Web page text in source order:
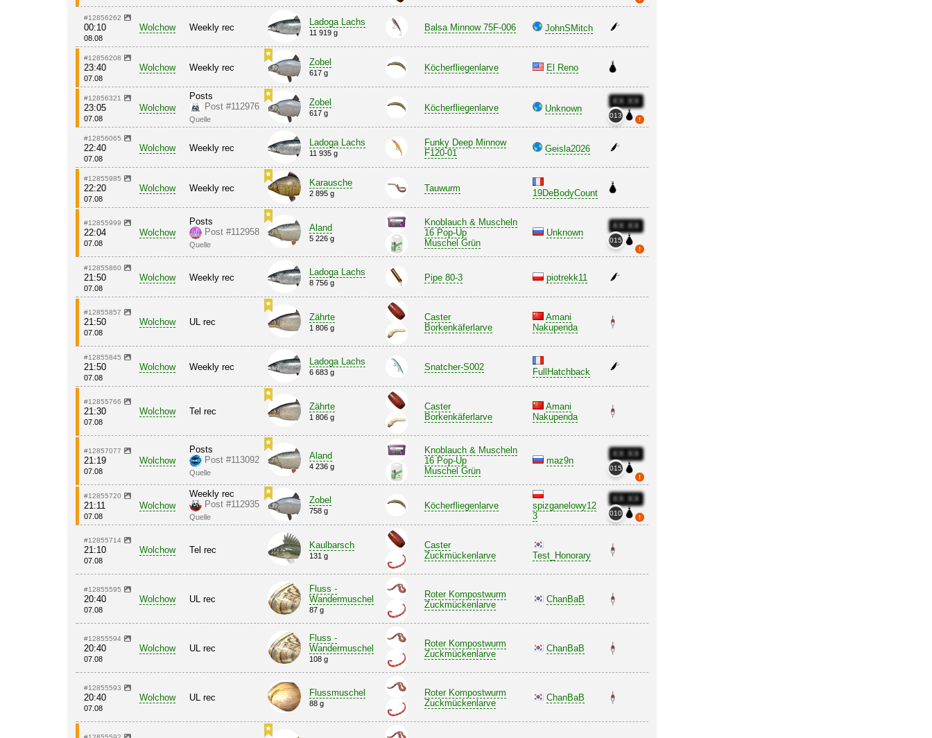
#12856262
00:10
08.08
Wolchow Weekly rec
Ladoga Lachs
11 919 g Balsa Minnow 75F-006 JohnSMitch
#12856208
23:40
07.08
Wolchow Weekly rec
Zobel
617 g Köcherfliegenlarve El Reno
#12856321
23:05
07.08
Wolchow
Posts
Post #112976
Quelle
Zobel
617 g Köcherfliegenlarve Unknown
XX:XX
013
#12856065
22:40
07.08
Wolchow Weekly rec
Ladoga Lachs
11 935 g
Funky Deep Minnow
F120-01
Geisla2026
#12855985
22:20
07.08
Wolchow Weekly rec
Karausche
2 895 g Tauwurm 19DeBodyCount
#12855999
22:04
07.08
Wolchow
Posts
Post #112958
Quelle
Aland
5 226 g
Knoblauch & Muscheln
16 Pop-Up
Muschel Grün
Unknown
XX:XX
015
#12855860
21:50
07.08
Wolchow Weekly rec
Ladoga Lachs
8 756 g Pipe 80-3 piotrekk11
#12855857
21:50
07.08
Wolchow UL rec Zährte
1 806 g
Caster
Borkenkäferlarve
Amani
Nakupenda
#12855845
21:50
07.08
Wolchow Weekly rec
Ladoga Lachs
6 683 g Snatcher-S002 FullHatchback
#12855766
21:30
07.08
Wolchow Tel rec Zährte
1 806 g
Caster
Borkenkäferlarve
Amani
Nakupenda
#12857077
21:19
07.08
Wolchow
Posts
Post #113092
Quelle
Aland
4 236 g
Knoblauch & Muscheln
16 Pop-Up
Muschel Grün
maz9n
XX:XX
015
#12855720
21:11
07.08
Wolchow
Weekly rec
Post #112935
Quelle
Zobel
758 g Köcherfliegenlarve
spizganelowy12
3
XX:XX
010
#12855714
21:10
07.08
Wolchow Tel rec Kaulbarsch
131 g
Caster
Zuckmückenlarve
Test_Honorary
#12855595
20:40
07.08
Wolchow UL rec
Fluss -
Wandermuschel
87 g
Roter Kompostwurm
Zuckmückenlarve
ChanBaB
#12855594
20:40
07.08
Wolchow UL rec
Fluss -
Wandermuschel
108 g
Roter Kompostwurm
Zuckmückenlarve
ChanBaB
#12855593
20:40
07.08
Wolchow UL rec Flussmuschel
88 g
Roter Kompostwurm
Zuckmückenlarve
ChanBaB